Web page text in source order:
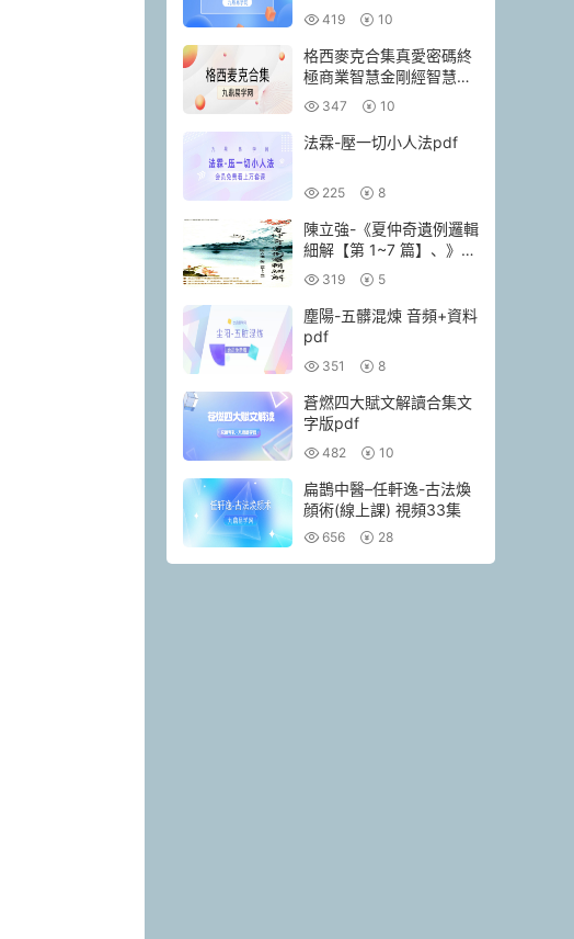
4本pdf
419 10
格西麥克合集真愛密碼終
極商業智慧金剛經智慧人
生當和尚遇上鑽石
347 10
法霖-壓一切小人法pdf
225 8
陳立強-《夏仲奇遺例邏輯
細解【第 1~7 篇】、》
174頁–彩色PDF電子書
319 5
塵陽-五髒混煉 音頻+資料
pdf
351 8
蒼燃四大賦文解讀合集文
字版pdf
482 10
扁鵲中醫–任軒逸-古法煥
顔術(線上課) 視頻33集
656 28